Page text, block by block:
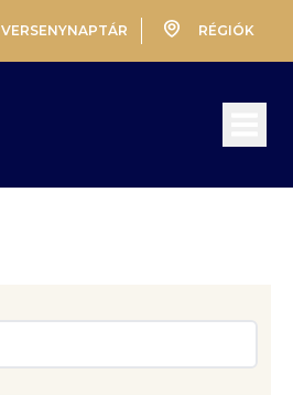
VERSENYNAPTÁR RÉGIÓK